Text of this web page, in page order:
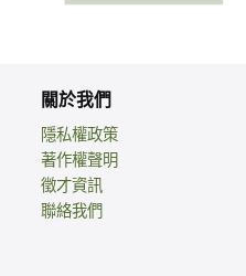
關於我們
隱私權政策
著作權聲明
徵才資訊
聯絡我們